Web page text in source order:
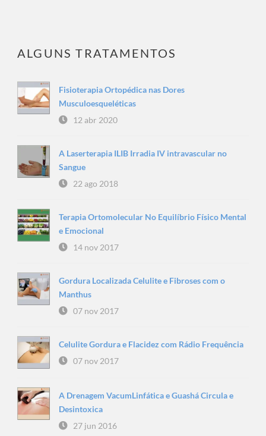
ALGUNS TRATAMENTOS
Fisioterapia Ortopédica nas Dores
Musculoesqueléticas
12 abr 2020
A Laserterapia ILIB Irradia IV intravascular no
Sangue
22 ago 2018
Terapia Ortomolecular No Equilíbrio Físico Mental
e Emocional
14 nov 2017
Gordura Localizada Celulite e Fibroses com o
Manthus
07 nov 2017
Celulite Gordura e Flacidez com Rádio Frequência
07 nov 2017
A Drenagem VacumLinfática e Guashá Circula e
Desintoxica
27 jun 2016